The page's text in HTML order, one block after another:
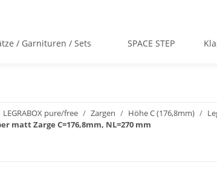
/ Garnituren / Sets SPACE STEP
LEGRABOX pure/free Zargen Höhe C (176,8mm)
matt Zarge C=176,8mm, NL=270 mm